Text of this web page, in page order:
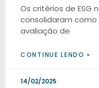
Os critérios de ESG
consolidaram
avaliação de
CONTINUE LENDO »
14/02/2025